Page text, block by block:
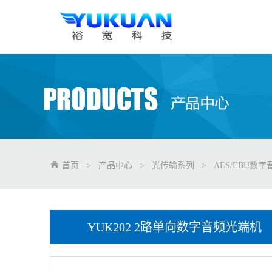
首页 > 产品中心 > 光传输系列 > AES/EBU数字
YUK202 2路单向数字音频光端机